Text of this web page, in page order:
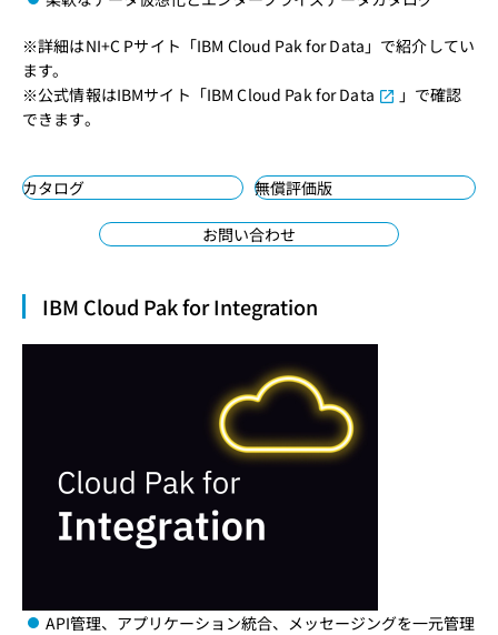
※詳細はNI+C Pサイト「IBM Cloud Pak for Data 」で紹介してい
ます。
※公式情報はIBMサイト「IBM Cloud Pak for Data
」で確認
できます。
カタログ 無償評価版
お問い合わせ
IBM Cloud Pak for Integration
API管理、アプリケーション統合、メッセージングを一元管理